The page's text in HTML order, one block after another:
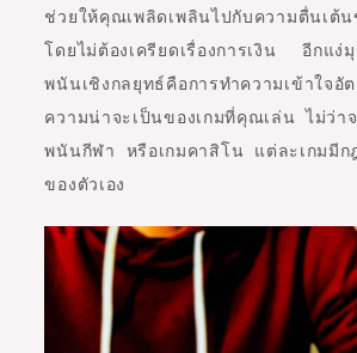
ช่วยให้คุณเพลิดเพลินไปกับความตื่นเต้น
โดยไม่ต้องเครียดเรื่องการเงิน อีกแง่
พนันเชิงกลยุทธ์คือการทำความเข้าใจอั
ความน่าจะเป็นของเกมที่คุณเล่น ไม่ว่า
พนันกีฬา หรือเกมคาสิโน แต่ละเกมมีก
ของตัวเอง